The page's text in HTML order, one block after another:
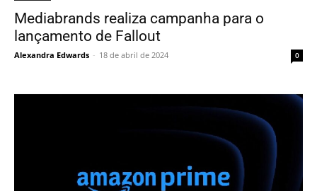
Mediabrands realiza campanha para o
lançamento de Fallout
Alexandra Edwards - 18 de abril de 2024 0